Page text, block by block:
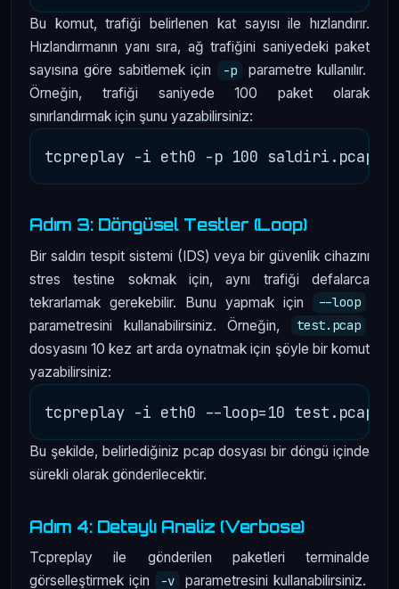
Bu komut, trafiği belirlenen kat sayısı ile hızlandırır.
Hızlandırmanın yanı sıra, ağ trafiğini saniyedeki paket
sayısına göre sabitlemek için
-p
parametre kullanılır.
Örneğin, trafiği saniyede 100 paket olarak
sınırlandırmak için şunu yazabilirsiniz:
Adım 3: Döngüsel Testler (Loop)
Bir saldırı tespit sistemi (IDS) veya bir güvenlik cihazını
stres testine sokmak için, aynı trafiği defalarca
tekrarlamak gerekebilir. Bunu yapmak için
--loop
parametresini kullanabilirsiniz. Örneğin, test.pcap
dosyasını 10 kez art arda oynatmak için şöyle bir komut
yazabilirsiniz:
Bu şekilde, belirlediğiniz pcap dosyası bir döngü içinde
sürekli olarak gönderilecektir.
Adım 4: Detaylı Analiz (Verbose)
Tcpreplay ile gönderilen paketleri terminalde
görselleştirmek için
-v parametresini kullanabilirsiniz.